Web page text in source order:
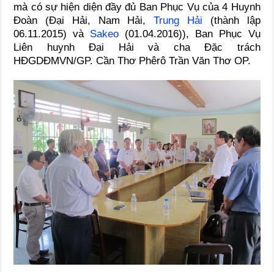
mà có sự hiện diện đầy đủ Ban Phục Vụ của 4 Huynh
Đoàn (Đại Hải, Nam Hải,Trung Hải (thành lập
06.11.2015) và Sakeo (01.04.2016)), Ban Phục Vụ
Liên huynh Đại Hải và cha Đặc trách
HĐGDĐMVN/GP. Cần Thơ Phêrô Trần Văn Thơ OP.